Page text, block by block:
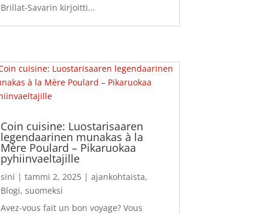
Brillat-Savarin kirjoitti...
Coin cuisine: Luostarisaaren
legendaarinen munakas à la
Mère Poulard – Pikaruokaa
pyhiinvaeltajille
sini | tammi 2, 2025| ajankohtaista,
Blogi, suomeksi
Avez-vous fait un bon voyage? Vous